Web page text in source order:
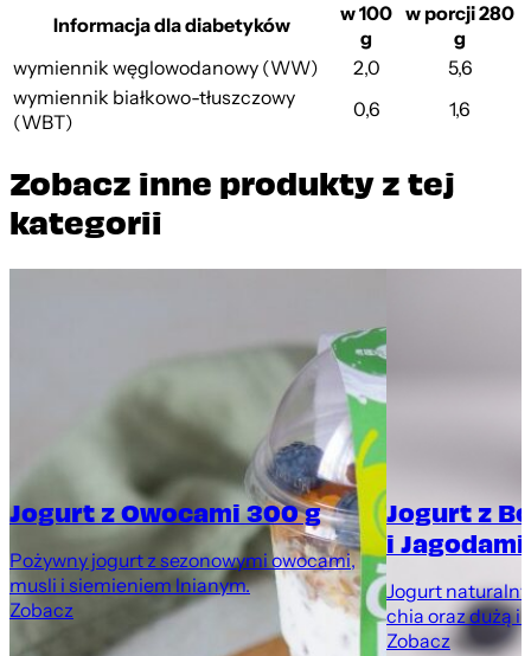
Informacja dla diabetyków
w 100
g
w porcji 280
g
wymiennik węglowodanowy (WW)
2,0
5,6
wymiennik białkowo-tłuszczowy
(WBT)
0,6 1,6
Zobacz inne produkty z tej
kategorii
Jogurt z Owocami 300 g
Pożywny jogurt z sezonowymi owocami,
musli i siemieniem lnianym.
Zobacz
Jogurt z
i
Jogurt
chia oraz dużą
Zobacz